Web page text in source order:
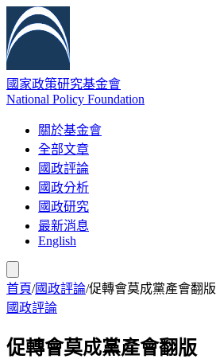
國家政策研究基金會
National Policy Foundation
關於基金會
全部文章
國政評論
國政分析
國政研究
最新消息
English
首頁/國政評論/促轉會莫成黨產會翻版
國政評論
促轉會莫成黨產會翻版